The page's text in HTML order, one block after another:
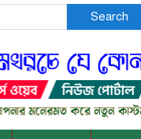
Search